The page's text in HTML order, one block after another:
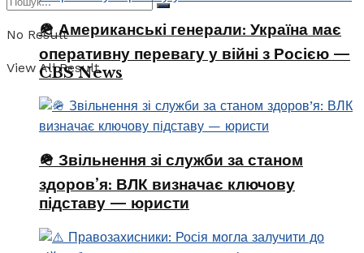
No Result
View All Result
🪖 Американські генерали: Україна має
оперативну перевагу у війні з Росією —
CBS News
🪖 Звільнення зі служби за станом
здоров’я: ВЛК визначає ключову
підставу — юристи